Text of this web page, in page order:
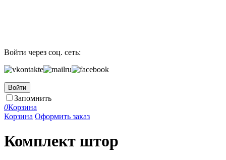
Войти через соц. сеть:
Войти
Запомнить
0Корзина
Корзина Оформить заказ
Комплект штор